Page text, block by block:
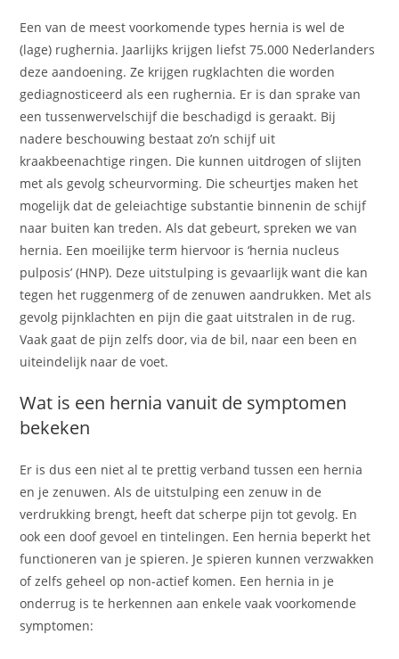
Een van de meest voorkomende types hernia is wel de
(lage) rughernia. Jaarlijks krijgen liefst 75.000 Nederlanders
deze aandoening. Ze krijgen rugklachten die worden
gediagnosticeerd als een rughernia. Er is dan sprake van
een tussenwervelschijf die beschadigd is geraakt. Bij
nadere beschouwing bestaat zo’n schijf uit
kraakbeenachtige ringen. Die kunnen uitdrogen of slijten
met als gevolg scheurvorming. Die scheurtjes maken het
mogelijk dat de geleiachtige substantie binnenin de schijf
naar buiten kan treden. Als dat gebeurt, spreken we van
hernia. Een moeilijke term hiervoor is ‘hernia nucleus
pulposis’ (HNP). Deze uitstulping is gevaarlijk want die kan
tegen het ruggenmerg of de zenuwen aandrukken. Met als
gevolg pijnklachten en pijn die gaat uitstralen in de rug.
Vaak gaat de pijn zelfs door, via de bil, naar een been en
uiteindelijk naar de voet.
Wat is een hernia vanuit de symptomen
bekeken
Er is dus een niet al te prettig verband tussen een hernia
en je zenuwen. Als de uitstulping een zenuw in de
verdrukking brengt, heeft dat scherpe pijn tot gevolg. En
ook een doof gevoel en tintelingen. Een hernia beperkt het
functioneren van je spieren. Je spieren kunnen verzwakken
of zelfs geheel op non-actief komen. Een hernia in je
onderrug is te herkennen aan enkele vaak voorkomende
symptomen: